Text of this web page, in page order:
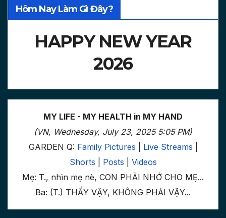
Hôm Nay Làm Gì Đây?
HAPPY NEW YEAR
2026
MY LIFE - MY HEALTH in MY HAND
(VN, Wednesday, July 23, 2025 5:05 PM)
GARDEN Q: Family Pictures Live Streams
Shorts
Posts
Videos
Mẹ: T., nhìn mẹ nè, CON PHẢI NHỚ CHO MẸ...
Ba: (T.) THẤY VẬY, KHÔNG PHẢI VẬY...